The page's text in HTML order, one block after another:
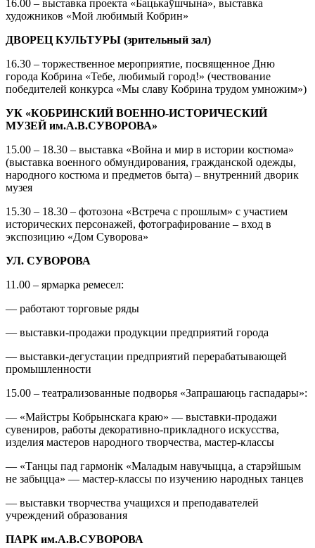
16.00 – выставка проекта «Бацькаўшчына», выставка
художников «Мой любимый Кобрин»
ДВОРЕЦ КУЛЬТУРЫ (зрительный зал)
16.30 – торжественное мероприятие, посвященное Дню
города Кобрина «Тебе, любимый город!» (чествование
победителей конкурса «Мы славу Кобрина трудом умножим»)
УК «КОБРИНСКИЙ ВОЕННО-ИСТОРИЧЕСКИЙ
МУЗЕЙ им.А.В.СУВОРОВА»
15.00 – 18.30 – выставка «Война и мир в истории костюма»
(выставка военного обмундирования, гражданской одежды,
народного костюма и предметов быта) – внутренний дворик
музея
15.30 – 18.30 – фотозона «Встреча с прошлым» с участием
исторических персонажей, фотографирование – вход в
экспозицию «Дом Суворова»
УЛ. СУВОРОВА
11.00 – ярмарка ремесел:
— работают торговые ряды
— выставки-продажи продукции предприятий города
— выставки-дегустации предприятий перерабатывающей
промышленности
15.00 – театрализованные подворья «Запрашаюць гаспадары»:
— «Майстры Кобрынскага краю» — выставки-продажи
сувениров, работы декоративно-прикладного искусства,
изделия мастеров народного творчества, мастер-классы
— «Танцы пад гармонік «Маладым навучыцца, а старэйшым
не забыцца» — мастер-классы по изучению народных танцев
— выставки творчества учащихся и преподавателей
учреждений образования
ПАРК им.А.В.СУВОРОВА